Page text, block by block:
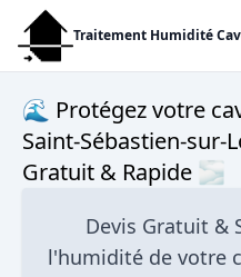
Traitement Humidité
🌊 Protégez votre
Saint-Sébastien-sur-
Gratuit & Rapide 🌫
Devis Gratuit &
l'humidité de votre